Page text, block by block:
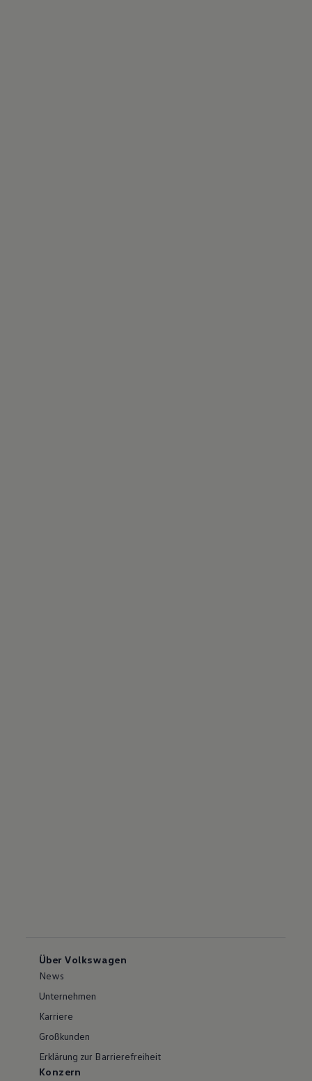
Über Volkswagen
News
Unternehmen
Karriere
Großkunden
Erklärung zur Barrierefreiheit
Konzern